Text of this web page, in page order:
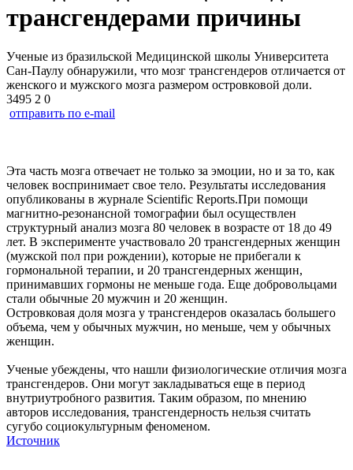
трансгендерами причины
Ученые из бразильской Медицинской школы Университета
Сан-Паулу обнаружили, что мозг трансгендеров отличается от
женского и мужского мозга размером островковой доли.
3495 2 0
отправить по e-mail
Эта часть мозга отвечает не только за эмоции, но и за то, как
человек воспринимает свое тело. Результаты исследования
опубликованы в журнале Scientific Reports.При помощи
магнитно-резонансной томографии был осуществлен
структурный анализ мозга 80 человек в возрасте от 18 до 49
лет. В эксперименте участвовало 20 трансгендерных женщин
(мужской пол при рождении), которые не прибегали к
гормональной терапии, и 20 трансгендерных женщин,
принимавших гормоны не меньше года. Еще добровольцами
стали обычные 20 мужчин и 20 женщин.
Островковая доля мозга у трансгендеров оказалась большего
объема, чем у обычных мужчин, но меньше, чем у обычных
женщин.
Ученые убеждены, что нашли физиологические отличия мозга
трансгендеров. Они могут закладываться еще в период
внутриутробного развития. Таким образом, по мнению
авторов исследования, трансгендерность нельзя считать
сугубо социокультурным феноменом.
Источник